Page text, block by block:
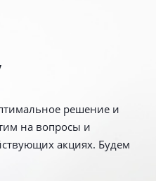
решение и
на вопросы и
акциях. Будем